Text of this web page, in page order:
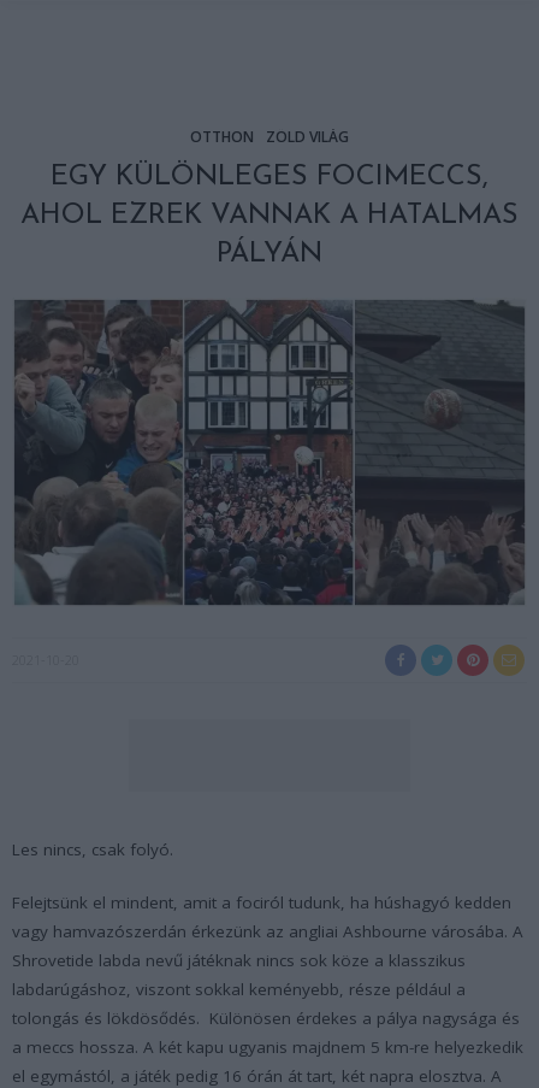
OTTHON ZÖLD VILÁG
EGY KÜLÖNLEGES FOCIMECCS,
AHOL EZREK VANNAK A HATALMAS
PÁLYÁN
Les nincs, csak folyó.
Felejtsünk el mindent, amit a fociról tudunk, ha húshagyó kedden
vagy hamvazószerdán érkezünk az angliai Ashbourne városába. A
Shrovetide labda nevű játéknak nincs sok köze a klasszikus
labdarúgáshoz, viszont sokkal keményebb, része például a
tolongás és lökdösődés. Különösen érdekes a pálya nagysága és
a meccs hossza. A két kapu ugyanis majdnem 5 km-re helyezkedik
el egymástól, a játék pedig 16 órán át tart, két napra elosztva. A